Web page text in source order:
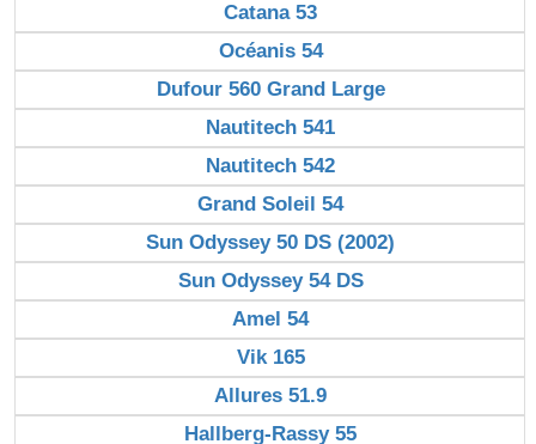
Catana 53
Océanis 54
Dufour 560 Grand Large
Nautitech 541
Nautitech 542
Grand Soleil 54
Sun Odyssey 50 DS (2002)
Sun Odyssey 54 DS
Amel 54
Vik 165
Allures 51.9
Hallberg-Rassy 55